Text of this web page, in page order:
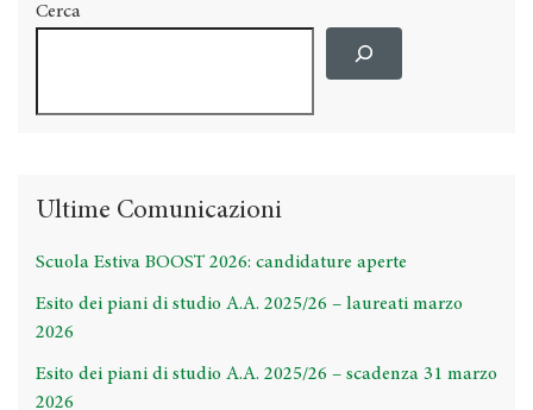
Cerca
Ultime Comunicazioni
Scuola Estiva BOOST 2026: candidature aperte
Esito dei piani di studio A.A. 2025/26 – laureati marzo
2026
Esito dei piani di studio A.A. 2025/26 – scadenza 31 marzo
2026